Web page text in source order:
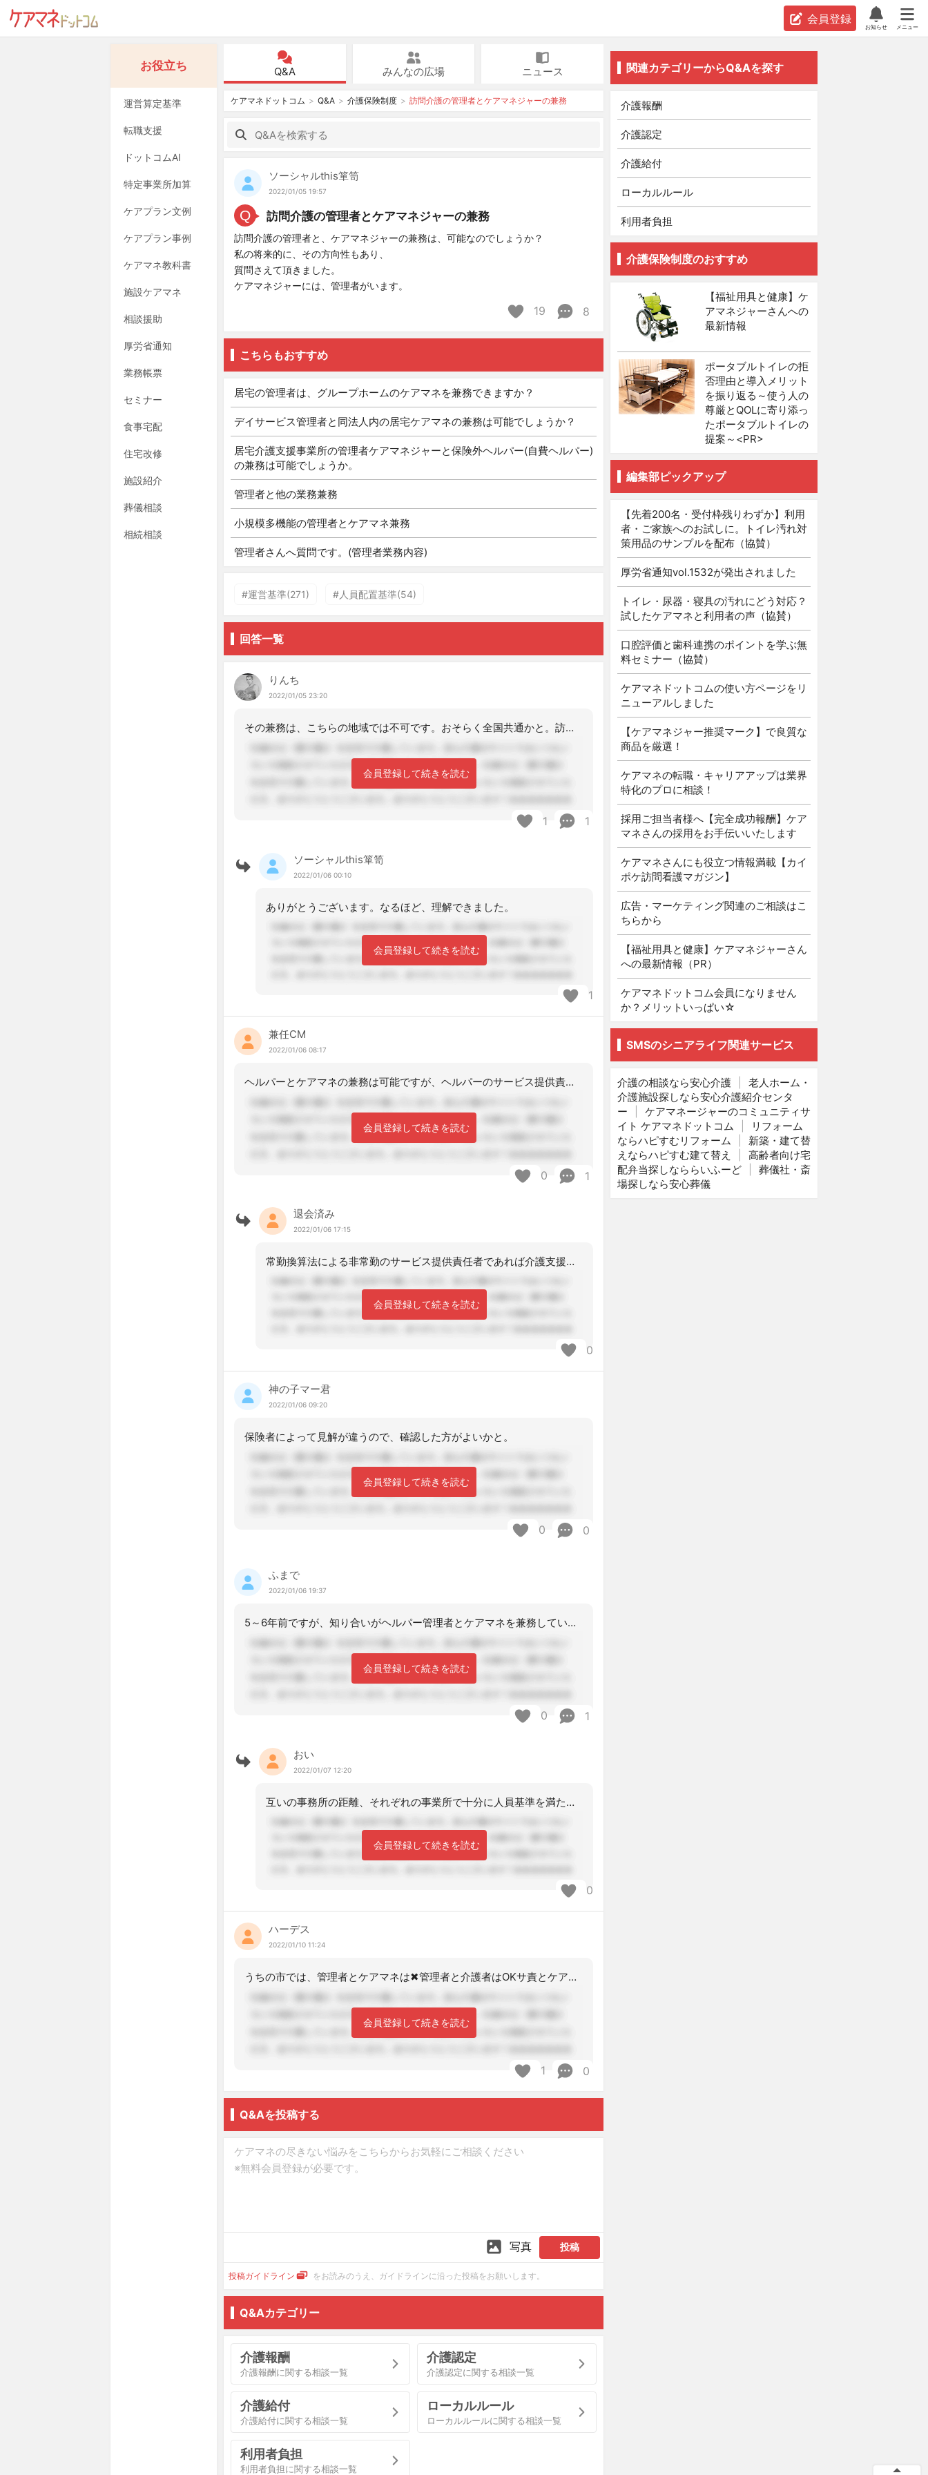
会員登録
お知らせ メニュー
お役立ち
運営算定基準
転職支援
ドットコムAI
特定事業所加算
ケアプラン文例
ケアプラン事例
ケアマネ教科書
施設ケアマネ
相談援助
厚労省通知
業務帳票
セミナー
食事宅配
住宅改修
施設紹介
葬儀相談
相続相談
Q&A みんなの広場 ニュース
ケアマネドットコム Q&A 介護保険制度 訪問介護の管理者とケアマネジャーの兼務
ソーシャルthis箪笥
2022/01/05 19:57
Q 訪問介護の管理者とケアマネジャーの兼務
訪問介護の管理者と、ケアマネジャーの兼務は、可能なのでしょうか？
私の将来的に、その方向性もあり、
質問さえて頂きました。
ケアマネジャーには、管理者がいます。
19 8
こちらもおすすめ
居宅の管理者は、グループホームのケアマネを兼務できますか？
デイサービス管理者と同法人内の居宅ケアマネの兼務は可能でしょうか？
居宅介護支援事業所の管理者ケアマネジャーと保険外ヘルパー(自費ヘルパー)
の兼務は可能でしょうか。
管理者と他の業務兼務
小規模多機能の管理者とケアマネ兼務
管理者さんへ質問です。(管理者業務内容)
#運営基準(271) #人員配置基準(54)
回答一覧
りんち
2022/01/05 23:20
その兼務は、こちらの地域では不可です。おそらく全国共通かと。訪問介護の管理者であ
会員登録して続きを読む
1 1
ソーシャルthis箪笥
2022/01/06 00:10
ありがとうございます。なるほど、理解できました。
会員登録して続きを読む
1
兼任CM
2022/01/06 08:17
ヘルパーとケアマネの兼務は可能ですが、ヘルパーのサービス提供責任者とケアマネとの
会員登録して続きを読む
0 1
退会済み
2022/01/06 17:15
常勤換算法による非常勤のサービス提供責任者であれば介護支援専門員を兼務することは
会員登録して続きを読む
0
神の子マー君
2022/01/06 09:20
保険者によって見解が違うので、確認した方がよいかと。
会員登録して続きを読む
0 0
ふまで
2022/01/06 19:37
5～6年前ですが、知り合いがヘルパー管理者とケアマネを兼務していた記憶があります
会員登録して続きを読む
0 1
おい
2022/01/07 12:20
互いの事務所の距離、それぞれの事業所で十分に人員基準を満たしていればできます。た
会員登録して続きを読む
0
ハーデス
2022/01/10 11:24
うちの市では、管理者とケアマネは✖管理者と介護者はOKサ責とケアマネは✖サ責と介
会員登録して続きを読む
1 0
Q&Aを投稿する
写真 投稿
投稿ガイドライン をお読みのうえ、ガイドラインに沿った投稿をお願いします。
Q&Aカテゴリー
介護報酬
介護報酬に関する相談一覧
介護認定
介護認定に関する相談一覧
介護給付
介護給付に関する相談一覧
ローカルルール
ローカルルールに関する相談一覧
利用者負担
利用者負担に関する相談一覧
関連カテゴリーからQ&Aを探す
介護報酬
介護認定
介護給付
ローカルルール
利用者負担
介護保険制度のおすすめ
【福祉用具と健康】ケ
アマネジャーさんへの
最新情報
ポータブルトイレの拒
否理由と導入メリット
を振り返る～使う人の
尊厳とQOLに寄り添っ
たポータブルトイレの
提案～<PR>
編集部ピックアップ
【先着200名・受付枠残りわずか】利用
者・ご家族へのお試しに。トイレ汚れ対
策用品のサンプルを配布（協賛）
厚労省通知vol.1532が発出されました
トイレ・尿器・寝具の汚れにどう対応？
試したケアマネと利用者の声（協賛）
口腔評価と歯科連携のポイントを学ぶ無
料セミナー（協賛）
ケアマネドットコムの使い方ページをリ
ニューアルしました
【ケアマネジャー推奨マーク】で良質な
商品を厳選！
ケアマネの転職・キャリアアップは業界
特化のプロに相談！
採用ご担当者様へ【完全成功報酬】ケア
マネさんの採用をお手伝いいたします
ケアマネさんにも役立つ情報満載【カイ
ポケ訪問看護マガジン】
広告・マーケティング関連のご相談はこ
ちらから
【福祉用具と健康】ケアマネジャーさん
への最新情報（PR）
ケアマネドットコム会員になりません
か？メリットいっぱい☆
SMSのシニアライフ関連サービス
介護の相談なら安心介護
老人ホーム・
介護施設探しなら安心介護紹介センタ
ー
ケアマネージャーのコミュニティサ
イト ケアマネドットコム
リフォーム
ならハピすむリフォーム
新築・建て替
えならハピすむ建て替え
高齢者向け宅
配弁当探しなららいふーど
葬儀社・斎
場探しなら安心葬儀